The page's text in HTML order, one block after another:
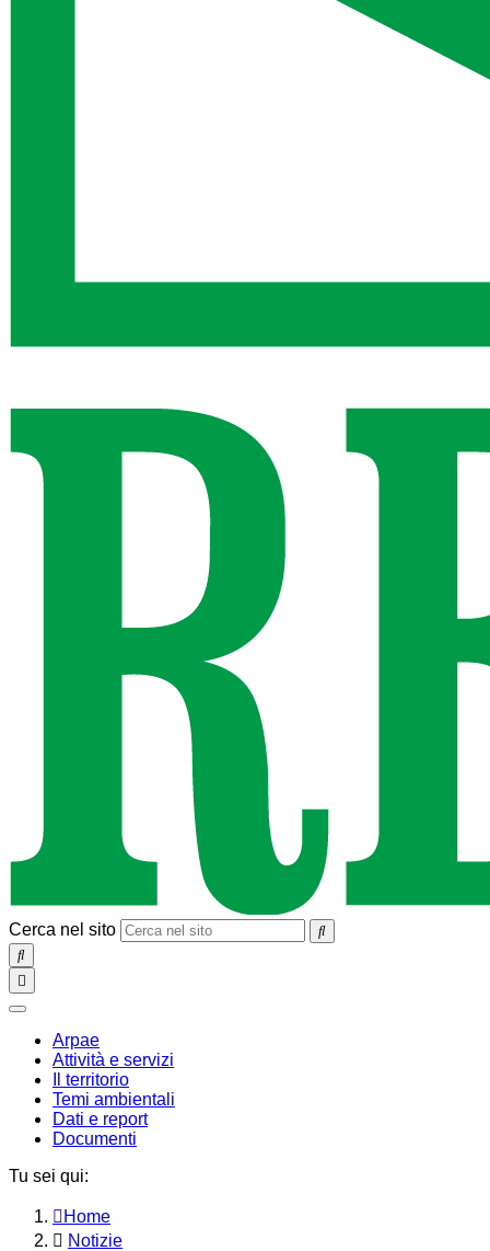
Cerca nel sito
SEARCH
Toggle
navigation
chiudi
Arpae
Attività e servizi
Il territorio
Temi ambientali
Dati e report
Documenti
Tu sei qui:
Home
Notizie